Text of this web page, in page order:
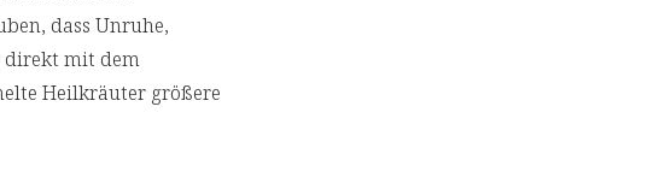
dass Unruhe,
direkt mit dem
Heilkräuter größere